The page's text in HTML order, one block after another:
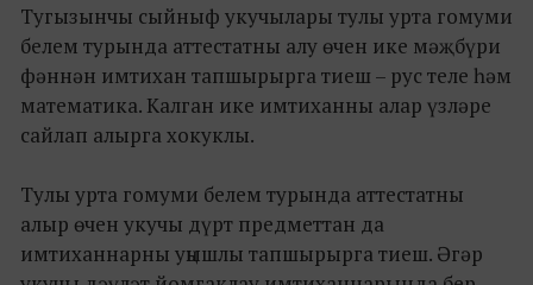
Тугызынчы сыйныф укучылары тулы урта гомуми
белем турында аттестатны алу өчен ике мәҗбүри
фәннән имтихан тапшырырга тиеш – рус теле һәм
математика. Калган ике имтиханны алар үзләре
сайлап алырга хокуклы.
Тулы урта гомуми белем турында аттестатны
алыр өчен укучы дүрт предметтан да
имтиханнарны уңышлы тапшырырга тиеш. Әгәр